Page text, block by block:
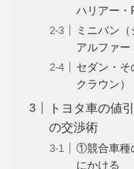
ハリアー・
ミニバン
アルファー
セダン・そ
クラウン）
トヨタ車の値
の交渉術
①競合車種
にかける